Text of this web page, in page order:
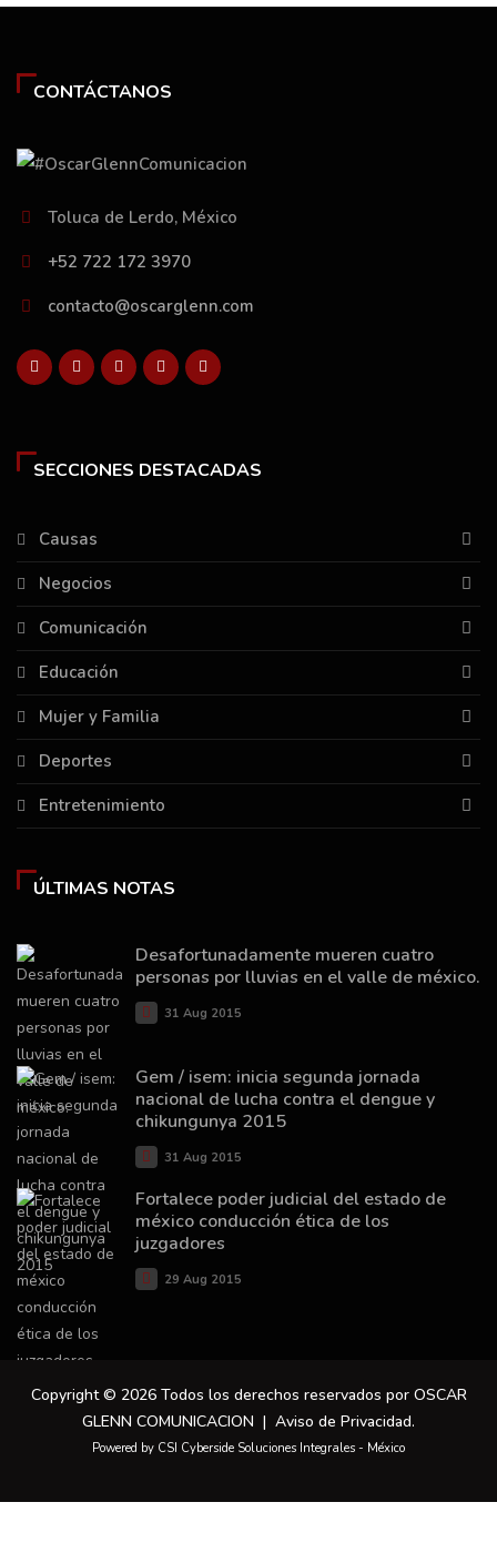
CONTÁCTANOS
Toluca de Lerdo, México
+52 722 172 3970
contacto@oscarglenn.com
SECCIONES DESTACADAS
Causas
Negocios
Comunicación
Educación
Mujer y Familia
Deportes
Entretenimiento
ÚLTIMAS NOTAS
Desafortunadamente mueren cuatro
personas por lluvias en el valle de méxico.
31 Aug 2015
Gem / isem: inicia segunda jornada
nacional de lucha contra el dengue y
chikungunya 2015
31 Aug 2015
Fortalece poder judicial del estado de
méxico conducción ética de los
juzgadores
29 Aug 2015
Copyright © 2026 Todos los derechos reservados por OSCAR
GLENN COMUNICACION | Aviso de Privacidad.
Powered by CSI Cyberside Soluciones Integrales - México